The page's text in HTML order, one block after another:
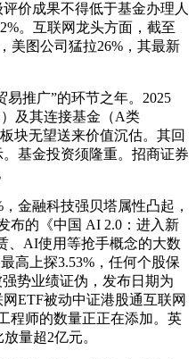
价成果不得低于基金办理人
。互联网龙头方面，截至
美图公司猛拉26%，其最新
推广”的环节之年。2025
及其连接基金（A类
块无望送来价值沉估。其回
基金投资须隆重。招商证券
金融科技强贝塔属性凸起，
布的《中国 AI 2.0：进入新
、AI使用等抢手概念的大数
高上探3.53%，任何个股保
势业绩证伪，发布日期为
ETF被动中证港股通互联网
程师的数量正正在添加。英
量超2亿元。